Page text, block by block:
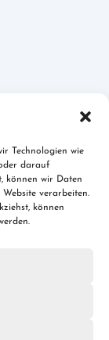
Technologien wie
darauf
können wir Daten
verarbeiten.
können